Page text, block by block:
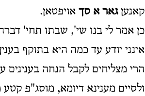
קאנעןגאר א סך אויפטאן.
כן אמר לי בנו שי', שבתו תחי'
אינני יודע עד כמה היא בתוקף
הרי מצליחים לקבל הנחה בענינים
ולסיים מענינא דיומא, מוסג"פ